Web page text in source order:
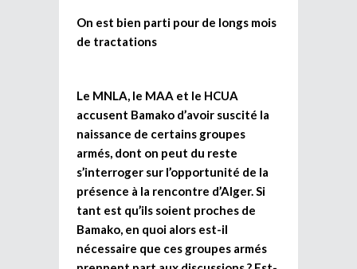
On est bien parti pour de longs mois
de tractations
Le MNLA, le MAA et le HCUA
accusent Bamako d’avoir suscité la
naissance de certains groupes
armés, dont on peut du reste
s’interroger sur l’opportunité de la
présence à la rencontre d’Alger. Si
tant est qu’ils soient proches de
Bamako, en quoi alors est-il
nécessaire que ces groupes armés